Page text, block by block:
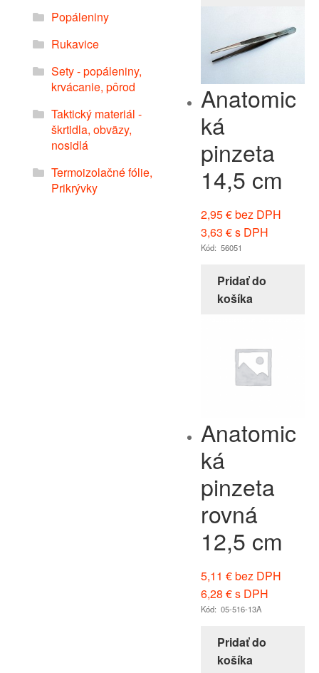
Popáleniny
Rukavice
Sety - popáleniny,
krvácanie, pôrod
Taktický materiál -
škrtidla, obväzy,
nosidlá
Termoizolačné fólie,
Prikrývky
Anatomic
ká
pinzeta
14,5 cm
2,95€bez DPH
3,63 €s DPH
Kód: 56051
Pridať do
košíka
Anatomic
ká
pinzeta
rovná
12,5 cm
5,11 €bez DPH
6,28 €s DPH
Kód: 05-516-13A
Pridať do
košíka